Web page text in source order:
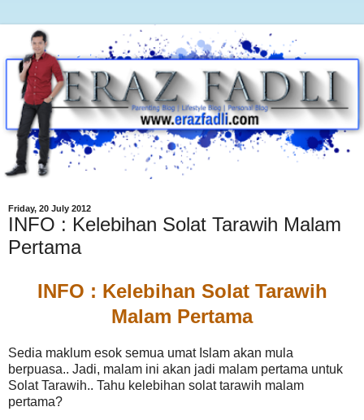
Friday, 20 July 2012
INFO : Kelebihan Solat Tarawih Malam
Pertama
INFO : Kelebihan Solat Tarawih
Malam Pertama
Sedia maklum esok semua umat Islam akan mula
berpuasa.. Jadi, malam ini akan jadi malam pertama untuk
Solat Tarawih.. Tahu kelebihan solat tarawih malam
pertama?